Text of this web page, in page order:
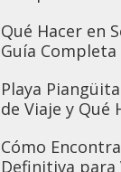
Qué Hacer en
Guía Completa
Playa
de Viaje y Qué
Cómo
Definitiva para